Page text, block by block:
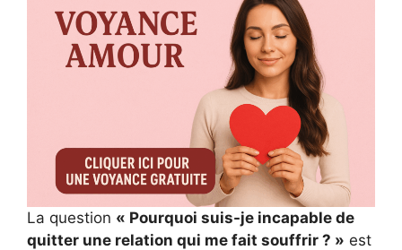
La question « Pourquoi suis-je incapable de
quitter une relation qui me fait souffrir ? » est